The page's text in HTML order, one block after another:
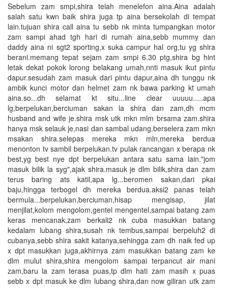
Sebelum zam smpi,shira telah menelefon aina.Aina adalah
salah satu kwn baik shira juga tp aina bersekolah di tempat
lain.tujuan shira call aina tu sebb nk minta tumpangkan motor
zam sampi ahad tgh hari di rumah aina,sebb mummy dan
daddy aina ni sgt2 sporting,x suka campur hal org,tu yg shira
berani.memang tepat sejam zam smpi 6.30 ptg,shira bg hint
letak dekat pokok lorong belakang umah,nnti masuk ikut pintu
dapur.sesudah zam masuk dari pintu dapur,aina dh tunggu nk
ambik kunci motor dan helmet zam nk bawa parking kt umah
aina.so...dh selamat kt situ...line clear uuuuu.....apa
lg,berpelukan,berciuman sakan la shira dan zam,dh mcm
husband and wife je.shira msk utk mkn mlm brsama zam.shira
hanya msk selauk je,nasi dan sambal udang.berselera zam mkn
msakan shira.selepas mereka mkn mln,mereka berdua
menonton tv sambil berpelukan.tv pulak rancangan x berapa nk
best,yg best nye dpt berpelukan antara satu sama lain."jom
masuk bilik la syg",ajak shira.masuk je dlm bilik,shira dan zam
terus baring ats katil,apa lg...beromen sakan,dari pkai
baju,hingga terbogel dh mereka berdua.aksi2 panas telah
bermula...berpelukan,berciuman,hisap mengisap, jilat
menjilat,kolom mengolom,gentel mengentel,sampai batang zam
keras mencanak,zam berkali2 nk cuba masukkan batang
kedalam lubang shira,susah nk tembus,sampai berpeluh2 di
cubanya,sebb shira sakit katanya,sehingga zam dh naik fed up
x dpt masukkan juga,akhirnya zam masukkan batang zam ke
dlm mulut shira,shira mengolom sampai terpancut air mani
zam,baru la zam terasa puas,tp dlm hati zam masih x puas
sebb x dpt masuk ke dlm lubang shira,dan now giliran utk zam